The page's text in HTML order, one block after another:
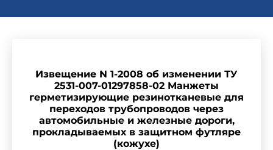
Извещение N 1-2008 об изменении ТУ
2531-007-01297858-02 Манжеты
герметизирующие резинотканевые для
переходов трубопроводов через
автомобильные и железные дороги,
прокладываемых в защитном футляре
(кожухе)